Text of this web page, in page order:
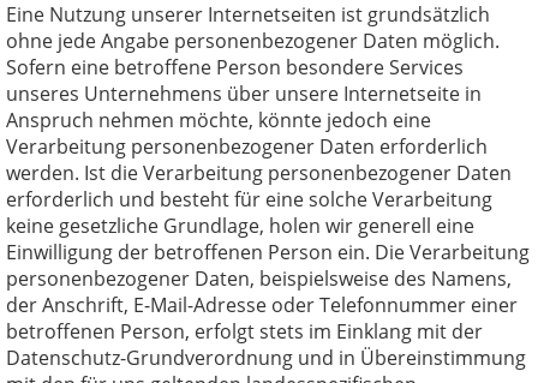
Eine Nutzung unserer Internetseiten ist grundsätzlich
ohne jede Angabe personenbezogener Daten möglich.
Sofern eine betroffene Person besondere Services
unseres Unternehmens über unsere Internetseite in
Anspruch nehmen möchte, könnte jedoch eine
Verarbeitung personenbezogener Daten erforderlich
werden. Ist die Verarbeitung personenbezogener Daten
erforderlich und besteht für eine solche Verarbeitung
keine gesetzliche Grundlage, holen wir generell eine
Einwilligung der betroffenen Person ein. Die Verarbeitung
personenbezogener Daten, beispielsweise des Namens,
der Anschrift, E-Mail-Adresse oder Telefonnummer einer
betroffenen Person, erfolgt stets im Einklang mit der
Datenschutz-Grundverordnung und in Übereinstimmung